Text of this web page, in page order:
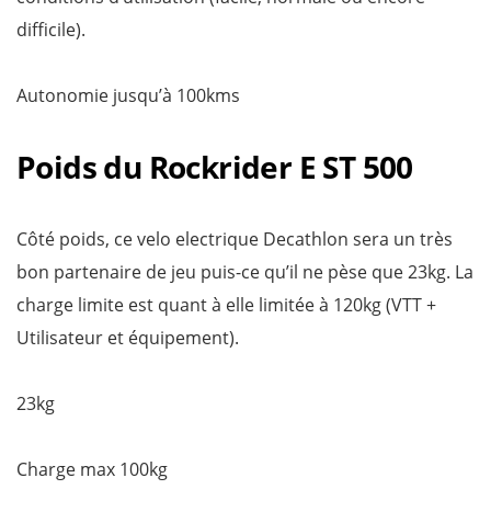
difficile).
Autonomie jusqu’à 100kms
Poids du Rockrider E ST 500
Côté poids, ce velo electrique Decathlon sera un très
bon partenaire de jeu puis-ce qu’il ne pèse que 23kg. La
charge limite est quant à elle limitée à 120kg (VTT +
Utilisateur et équipement).
23kg
Charge max 100kg